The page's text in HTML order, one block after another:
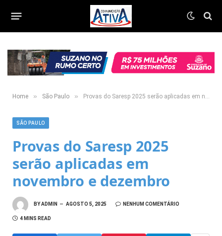
Home » São Paulo » Provas do Saresp 2025 serão aplicadas em novembro e dezembro
SÃO PAULO
Provas do Saresp 2025
serão aplicadas em
novembro e dezembro
BYADMIN AGOSTO 5, 2025 NENHUM COMENTÁRIO
4 MINS READ